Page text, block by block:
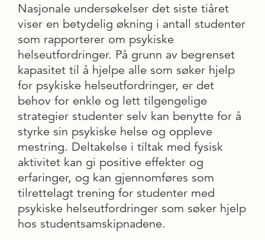
Nasjonale undersøkelser det siste tiåret
viser en betydelig økning i antall studenter
som rapporterer om psykiske
helseutfordringer. På grunn av begrenset
kapasitet til å hjelpe alle som søker hjelp
for psykiske helseutfordringer, er det
behov for enkle og lett tilgengelige
strategier studenter selv kan benytte for å
styrke sin psykiske helse og oppleve
mestring. Deltakelse i tiltak med fysisk
aktivitet kan gi positive effekter og
erfaringer, og kan gjennomføres som
tilrettelagt trening for studenter med
psykiske helseutfordringer som søker hjelp
hos studentsamskipnadene.